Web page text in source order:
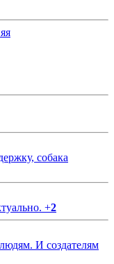
собака
+2
И создателям